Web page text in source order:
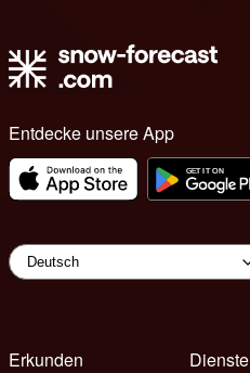
Entdecke unsere App
Erkunden
Dienste